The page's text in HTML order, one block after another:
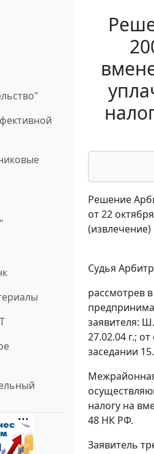
Решение
от 22
(извлечение)
Судья
рассмотрев
заявителя:
27.02.04 г.;
заседании
налогу на
48 НК РФ.
Заявитель